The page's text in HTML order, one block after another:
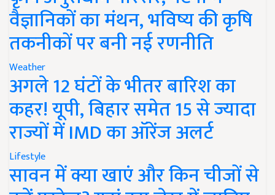
वैज्ञानिकों का मंथन, भविष्य की कृषि
तकनीकों पर बनी नई रणनीति
Weather
अगले 12 घंटों के भीतर बारिश का
कहर! यूपी, बिहार समेत 15 से ज्यादा
राज्यों में IMD का ऑरेंज अलर्ट
Lifestyle
सावन में क्या खाएं और किन चीजों से